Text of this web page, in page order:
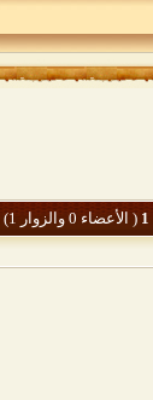
( الأعضاء 0 والزوار 1)